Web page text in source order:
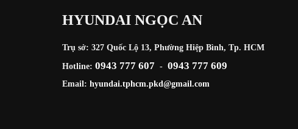
HYUNDAI NGỌC AN
Trụ sở: 327 Quốc Lộ 13, Phường Hiệp Bình, Tp. HCM
Hotline: 0943 777 607 - 0943 777 609
Email: hyundai.tphcm.pkd@gmail.com